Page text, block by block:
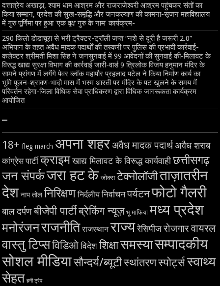
दत्तात्रेय अखाड़ा, श्याम धाम आश्रम और राजराजेश्वरी आश्रम पहुंचकर संतों का
किया सम्मान, प्रदेश की सुख-समृद्धि और जनकल्याण की कामना-सृजन महाविद्यालय
में गुरु पूर्णिमा पर हुआ ‘एक वृक्ष गुरु के नाम’ कार्यक्रम-
290 किलो डोडाचूरा से भरी ट्रैक्टर-ट्रॉली जप्त “नशे से दूरी है जरूरी 2.0”
अभियान के तहत अवैध मादक पदार्थों की तस्करी पर पुलिस की प्रभावी कार्रवाई-
कलेक्टर श्रीमती मिशा सिंह ने जनसुनवाई में 99 आवेदनों की सुनवाई की-मिलावट के
विरुद्ध खाद्य सुरक्षा विभाग की कार्रवाई जारी-वार्ड 9 त्रिलोक विजय हनुमान मंदिर के
सामने प्रांगण में लगेंगे पेवर ब्लॉक महापौर प्रहलाद पटेल ने किया निर्माण कार्य का
भूमि पूजन-श्रावण-भादौ मास में भस्म आरती पर मंदिर के पट खुलने के समय में
परिवर्तन रहेगा-जिला विधिक सेवा प्राधिकरण द्वारा विधिक जागरूकता कार्यक्रम
आयोजित
–
18+ fleg march अपना शहरअवैध मादक पदार्थअवैध शराब
कांग्रेस पार्टी क्राइमखाद्य मिलावट के विरूद्ध कार्यवाहीछत्तीसगढ़
जन संपर्कजरा हट के जोक्स टेक्नोलॉजीताज़ातरीन
देश नाप तोल निरिक्षण निर्दलीय निर्वाचनपर्यटनफोटो गैलरी
बाल दर्पणबीजेपी पार्टीब्रेकिंग न्यूज़ भू माफिया मध्य प्रदेश
मनोरंजनराजनीति राजस्थान राज्यरेसिपीज रोजगारवायरल
वास्तु टिप्सविडिओ विदेश शिक्षासमस्यासम्पादकीय
सोशल मीडियासौन्दर्य/ब्यूटीस्थांतरणस्पोर्ट्सस्वाथ्य
सेहत हनी ट्रेप